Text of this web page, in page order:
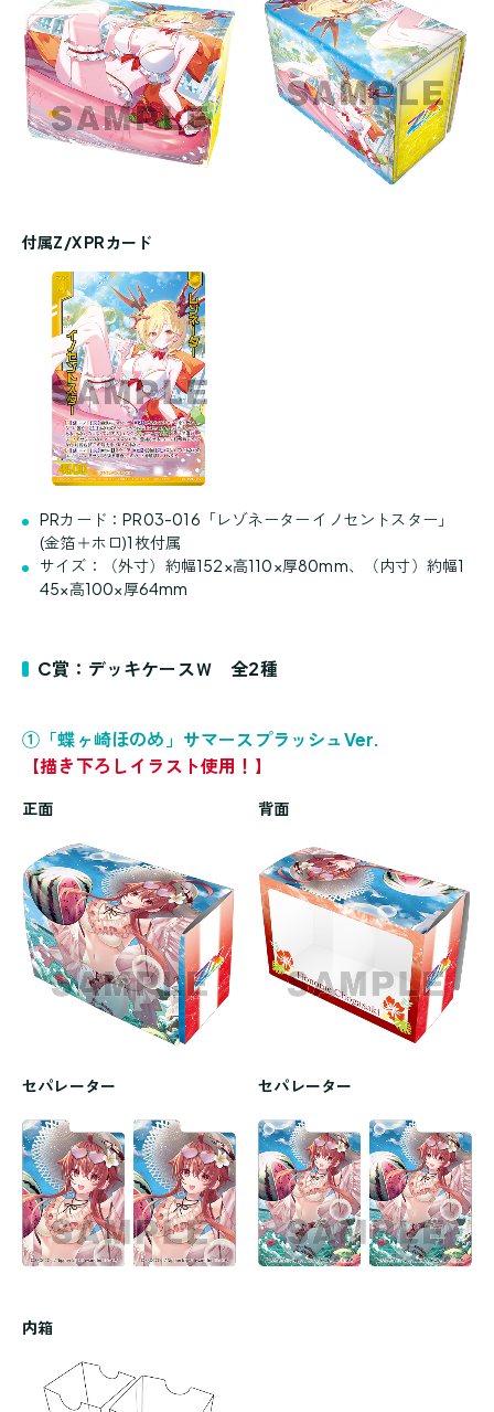
付属Z/X PRカード
PRカード：PR03-016「レゾネーター イノセントスター」
(金箔＋ホロ)1枚付属
サイズ：（外寸）約幅152×高110×厚80mm、（内寸）約幅1
45×高100×厚64mm
C賞：デッキケースＷ 全2種
①「蝶ヶ崎ほのめ」サマースプラッシュVer.
【描き下ろしイラスト使用！】
正面 背面
セパレーター セパレーター
内箱